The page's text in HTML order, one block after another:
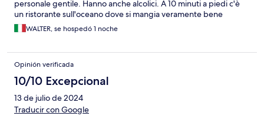
personale gentile. Hanno anche alcolici. A 10 minuti a piedi c'è
un ristorante sull'oceano dove si mangia veramente bene
WALTER, se hospedó 1 noche
Opinión verificada
10/10 Excepcional
13 de julio de 2024
Traducir con Google